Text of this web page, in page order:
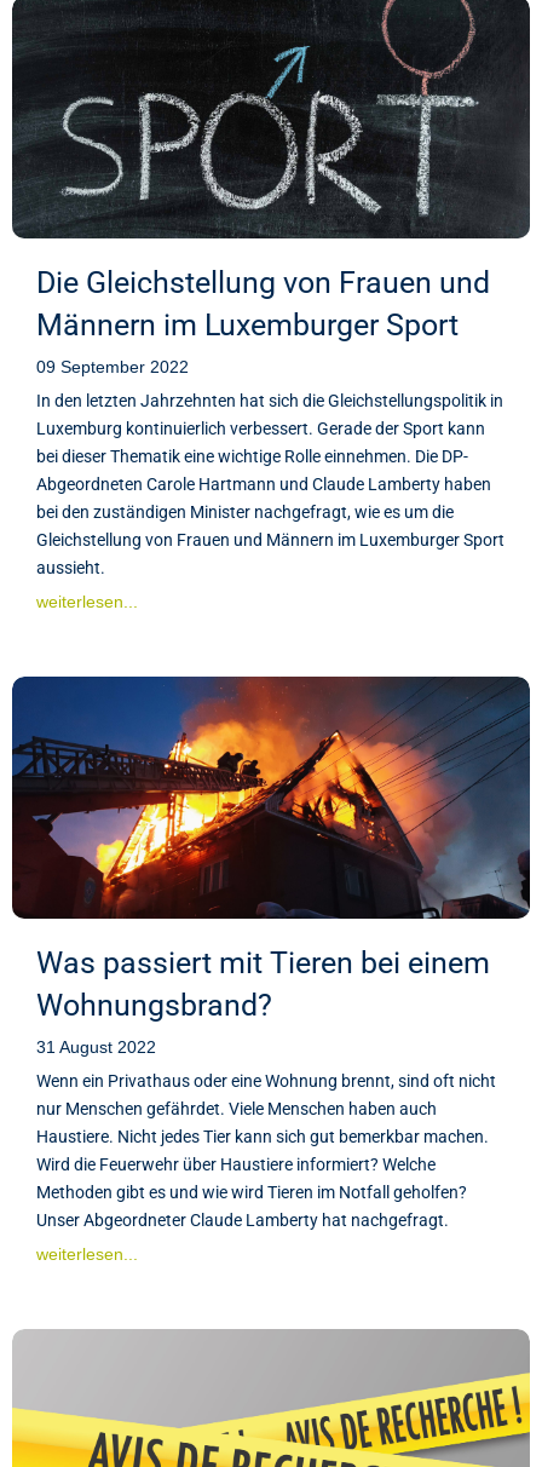
Die Gleichstellung von Frauen und
Männern im Luxemburger Sport
09 September 2022
In den letzten Jahrzehnten hat sich die Gleichstellungspolitik in
Luxemburg kontinuierlich verbessert. Gerade der Sport kann
bei dieser Thematik eine wichtige Rolle einnehmen. Die DP-
Abgeordneten Carole Hartmann und Claude Lamberty haben
bei den zuständigen Minister nachgefragt, wie es um die
Gleichstellung von Frauen und Männern im Luxemburger Sport
aussieht.
weiterlesen...
Was passiert mit Tieren bei einem
Wohnungsbrand?
31 August 2022
Wenn ein Privathaus oder eine Wohnung brennt, sind oft nicht
nur Menschen gefährdet. Viele Menschen haben auch
Haustiere. Nicht jedes Tier kann sich gut bemerkbar machen.
Wird die Feuerwehr über Haustiere informiert? Welche
Methoden gibt es und wie wird Tieren im Notfall geholfen?
Unser Abgeordneter Claude Lamberty hat nachgefragt.
weiterlesen...